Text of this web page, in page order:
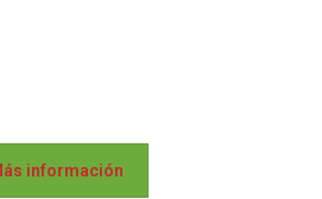
información